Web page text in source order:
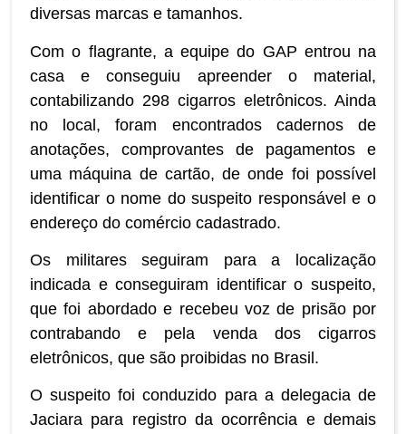
diversas marcas e tamanhos.
Com o flagrante, a equipe do GAP entrou na
casa e conseguiu apreender o material,
contabilizando 298 cigarros eletrônicos. Ainda
no local, foram encontrados cadernos de
anotações, comprovantes de pagamentos e
uma máquina de cartão, de onde foi possível
identificar o nome do suspeito responsável e o
endereço do comércio cadastrado.
Os militares seguiram para a localização
indicada e conseguiram identificar o suspeito,
que foi abordado e recebeu voz de prisão por
contrabando e pela venda dos cigarros
eletrônicos, que são proibidas no Brasil.
O suspeito foi conduzido para a delegacia de
Jaciara para registro da ocorrência e demais